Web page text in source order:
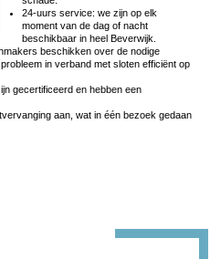
24-uurs service: we zijn op elk
moment van de dag of nacht
beschikbaar in heel Beverwijk.
beschikken over de nodige
in verband met sloten efficiënt op
gecertificeerd en hebben een
aan, wat in één bezoek gedaan